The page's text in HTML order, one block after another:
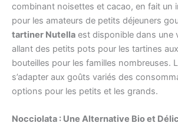
combinant noisettes et cacao, en fait un
pour les amateurs de petits déjeuners
tartiner Nutella est disponible dans une
allant des petits pots pour les tartines
bouteilles pour les familles nombreuses.
s’adapter aux goûts variés des
options pour les petits et les grands.
Nocciolata : Une Alternative Bio et